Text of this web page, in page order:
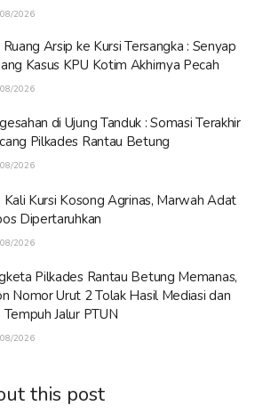
2026
Arsip ke Kursi Tersangka : Senyap
Kasus KPU Kotim Akhirnya Pecah
2026
di Ujung Tanduk : Somasi Terakhir
Pilkades Rantau Betung
2026
Kali Kursi Kosong Agrinas, Marwah Adat
Dipertaruhkan
2026
Pilkades Rantau Betung Memanas,
Nomor Urut 2 Tolak Hasil Mediasi dan
Tempuh Jalur PTUN
2026
this post